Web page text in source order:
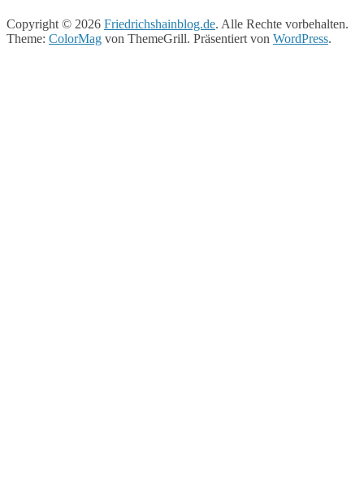
Copyright © 2026 Friedrichshainblog.de. Alle Rechte vorbehalten.
Theme: ColorMag von ThemeGrill. Präsentiert von WordPress.